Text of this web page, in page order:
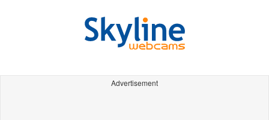
Advertisement